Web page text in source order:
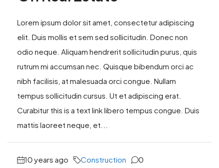
Lorem ipsum dolor sit amet, consectetur adipiscing
elit. Duis mollis et sem sed sollicitudin. Donec non
odio neque. Aliquam hendrerit sollicitudin purus, quis
rutrum mi accumsan nec. Quisque bibendum orci ac
nibh facilisis, at malesuada orci congue. Nullam
tempus sollicitudin cursus. Ut et adipiscing erat.
Curabitur this is a text link libero tempus congue. Duis
mattis laoreet neque, et...
10 years ago Construction 0